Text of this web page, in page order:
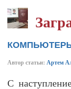
Автор статьи: Артем
С